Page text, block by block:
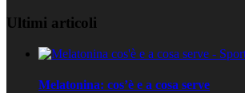
Ultimi articoli
Melatonina: cos’è e a cosa serve